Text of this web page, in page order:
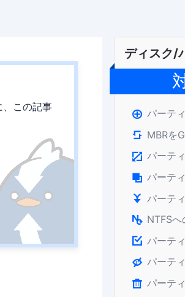
この記事
ディスク/
 パーテ
 MBRを
 パーテ
 パーテ
 パーテ
 NTFSへ
 パーテ
 パーテ
 パーテ